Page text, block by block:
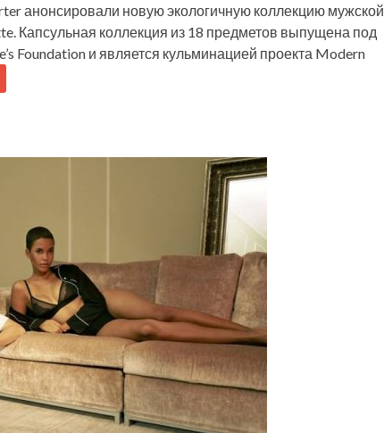
анонсировали новую экологичную коллекцию мужской
Капсульная коллекция из 18 предметов выпущена под
Foundation и является кульминацией проекта Modern